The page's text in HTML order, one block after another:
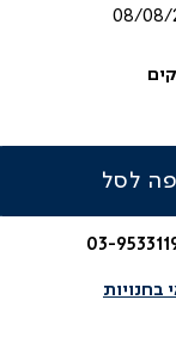
08/08/
לסל
בחנויות